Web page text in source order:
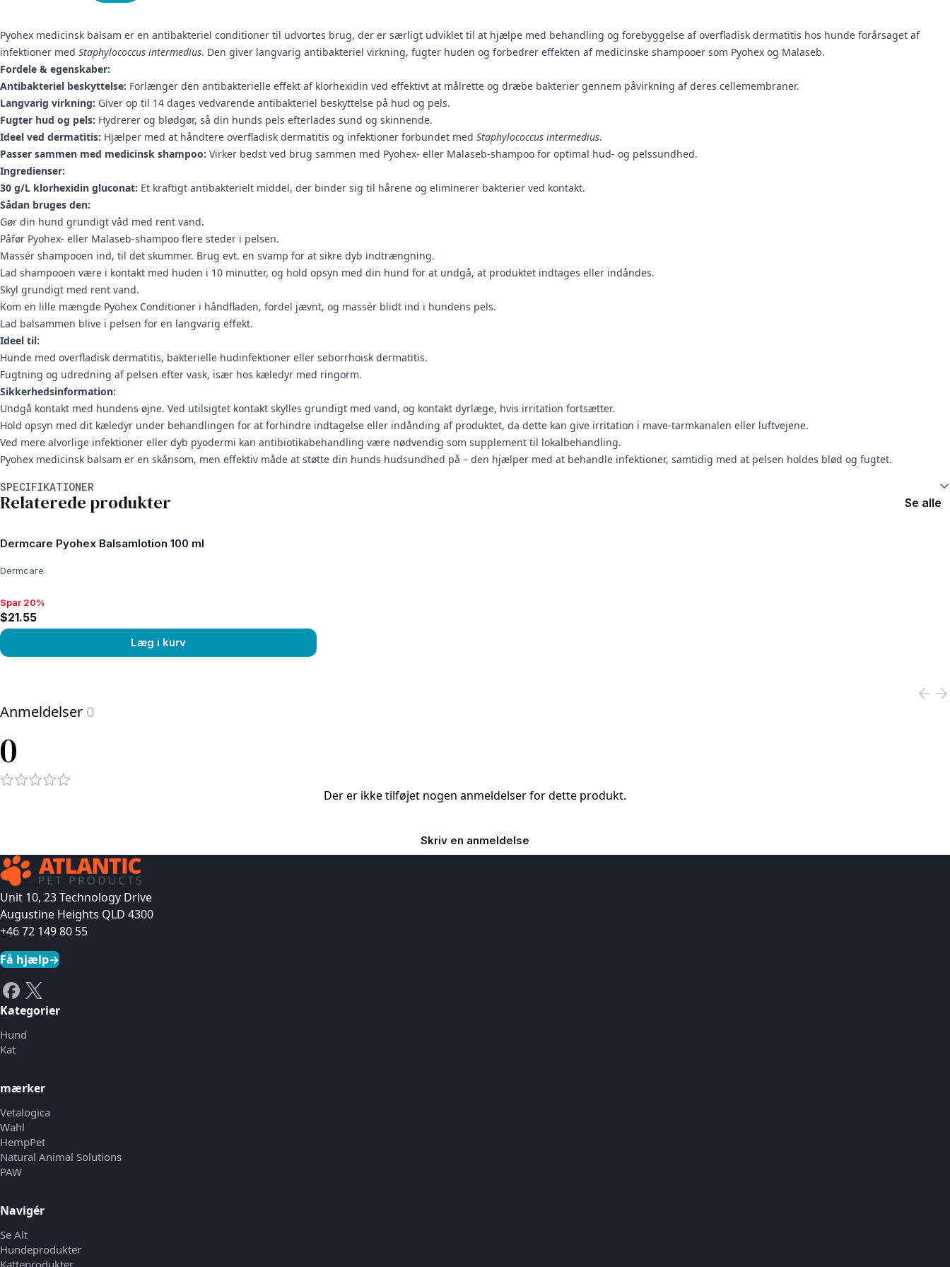
Pyohex medicinsk balsam er en antibakteriel conditioner til udvortes brug, der er særligt udviklet til at hjælpe med behandling og forebyggelse af overfladisk dermatitis hos hunde forårsaget af
infektioner med Staphylococcus intermedius. Den giver langvarig antibakteriel virkning, fugter huden og forbedrer effekten af medicinske shampooer som Pyohex og Malaseb.
Fordele & egenskaber:
Antibakteriel beskyttelse: Forlænger den antibakterielle effekt af klorhexidin ved effektivt at målrette og dræbe bakterier gennem påvirkning af deres cellemembraner.
Langvarig virkning: Giver op til 14 dages vedvarende antibakteriel beskyttelse på hud og pels.
Fugter hud og pels: Hydrerer og blødgør, så din hunds pels efterlades sund og skinnende.
Ideel ved dermatitis: Hjælper med at håndtere overfladisk dermatitis og infektioner forbundet med Staphylococcus intermedius.
Passer sammen med medicinsk shampoo: Virker bedst ved brug sammen med Pyohex- eller Malaseb-shampoo for optimal hud- og pelssundhed.
Ingredienser:
30 g/L klorhexidin gluconat: Et kraftigt antibakterielt middel, der binder sig til hårene og eliminerer bakterier ved kontakt.
Sådan bruges den:
Gør din hund grundigt våd med rent vand.
Påfør Pyohex- eller Malaseb-shampoo flere steder i pelsen.
Massér shampooen ind, til det skummer. Brug evt. en svamp for at sikre dyb indtrængning.
Lad shampooen være i kontakt med huden i 10 minutter, og hold opsyn med din hund for at undgå, at produktet indtages eller indåndes.
Skyl grundigt med rent vand.
Kom en lille mængde Pyohex Conditioner i håndfladen, fordel jævnt, og massér blidt ind i hundens pels.
Lad balsammen blive i pelsen for en langvarig effekt.
Ideel til:
Hunde med overfladisk dermatitis, bakterielle hudinfektioner eller seborrhoisk dermatitis.
Fugtning og udredning af pelsen efter vask, især hos kæledyr med ringorm.
Sikkerhedsinformation:
Undgå kontakt med hundens øjne. Ved utilsigtet kontakt skylles grundigt med vand, og kontakt dyrlæge, hvis irritation fortsætter.
Hold opsyn med dit kæledyr under behandlingen for at forhindre indtagelse eller indånding af produktet, da dette kan give irritation i mave-tarmkanalen eller luftvejene.
Ved mere alvorlige infektioner eller dyb pyodermi kan antibiotikabehandling være nødvendig som supplement til lokalbehandling.
Pyohex medicinsk balsam er en skånsom, men effektiv måde at støtte din hunds hudsundhed på – den hjælper med at behandle infektioner, samtidig med at pelsen holdes blød og fugtet.
SPECIFIKATIONER
Relaterede produkter Se alle
Dermcare Pyohex Balsamlotion 100 ml
Dermcare
Spar 20%, $21.55
Spar 20%
$21.55
Læg i kurv
Anmeldelser 0
0
Der er ikke tilføjet nogen anmeldelser for dette produkt.
Skriv en anmeldelse
Unit 10, 23 Technology Drive
Augustine Heights QLD 4300
+46 72 149 80 55
Få hjælp→
Kategorier
Hund
Kat
mærker
Vetalogica
Wahl
HempPet
Natural Animal Solutions
PAW
Navigér
Se Alt
Hundeprodukter
Katteprodukter